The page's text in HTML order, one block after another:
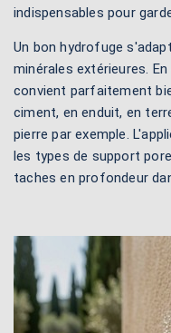
indispensables pour
Un bon hydrofuge
minérales extérieures.
convient parfaitement
ciment, en enduit, en
pierre par exemple.
les types de support
taches en profondeur